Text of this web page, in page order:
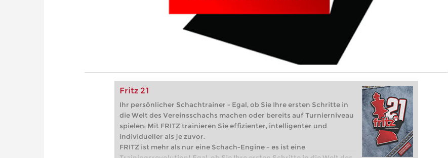
Fritz 21
Ihr persönlicher Schachtrainer - Egal, ob Sie Ihre ersten Schritte in
die Welt des Vereinsschachs machen oder bereits auf Turnierniveau
spielen: Mit FRITZ trainieren Sie effizienter, intelligenter und
individueller als je zuvor.
FRITZ ist mehr als nur eine Schach-Engine – es ist eine